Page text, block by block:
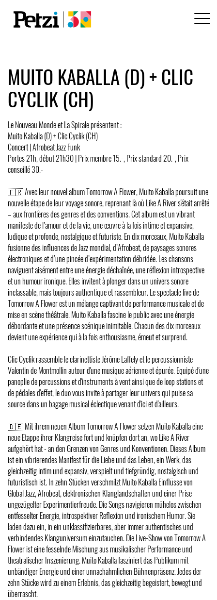
MUITO KABALLA (D) + CLIC
CYCLIK (CH)
Le Nouveau Monde et La Spirale présentent :
Muito Kaballa (D) + Clic Cyclik (CH)
Concert | Afrobeat Jazz Funk
Portes 21h, début 21h30 | Prix membre 15.-, Prix standard 20.-, Prix
conseillé 30.-
🇫🇷 Avec leur nouvel album Tomorrow A Flower, Muito Kaballa poursuit une
nouvelle étape de leur voyage sonore, reprenant là où Like A River s'était arrêté
– aux frontières des genres et des conventions. Cet album est un vibrant
manifeste de l’amour et de la vie, une œuvre à la fois intime et expansive,
ludique et profonde, nostalgique et futuriste. En dix morceaux, Muito Kaballa
fusionne des influences de Jazz mondial, d’Afrobeat, de paysages sonores
électroniques et d’une pincée d’expérimentation débridée. Les chansons
naviguent aisément entre une énergie déchaînée, une réflexion introspective
et un humour ironique. Elles invitent à plonger dans un univers sonore
inclassable, mais toujours authentique et rassembleur. Le spectacle live de
Tomorrow A Flower est un mélange captivant de performance musicale et de
mise en scène théâtrale. Muito Kaballa fascine le public avec une énergie
débordante et une présence scénique inimitable. Chacun des dix morceaux
devient une expérience qui à la fois enthousiasme, émeut et surprend.
Clic Cyclik rassemble le clarinettiste Jérôme Laffely et le percussionniste
Valentin de Montmollin autour d'une musique aérienne et épurée. Equipé d'une
panoplie de percussions et d'instruments à vent ainsi que de loop stations et
de pédales d'effet, le duo vous invite à partager leur univers qui puise sa
source dans un bagage musical éclectique venant d'ici et d'ailleurs.
🇩🇪 Mit ihrem neuen Album Tomorrow A Flower setzen Muito Kaballa eine
neue Etappe ihrer Klangreise fort und knüpfen dort an, wo Like A River
aufgehört hat - an den Grenzen von Genres und Konventionen. Dieses Album
ist ein vibrierendes Manifest für die Liebe und das Leben, ein Werk, das
gleichzeitig intim und expansiv, verspielt und tiefgründig, nostalgisch und
futuristisch ist. In zehn Stücken verschmilzt Muito Kaballa Einflüsse von
Global Jazz, Afrobeat, elektronischen Klanglandschaften und einer Prise
ungezügelter Experimentierfreude. Die Songs navigieren mühelos zwischen
entfesselter Energie, introspektiver Reflexion und ironischem Humor. Sie
laden dazu ein, in ein unklassifizierbares, aber immer authentisches und
verbindendes Klanguniversum einzutauchen. Die Live-Show von Tomorrow A
Flower ist eine fesselnde Mischung aus musikalischer Performance und
theatralischer Inszenierung. Muito Kaballa fasziniert das Publikum mit
unbändiger Energie und einer unnachahmlichen Bühnenpräsenz. Jedes der
zehn Stücke wird zu einem Erlebnis, das gleichzeitig begeistert, bewegt und
überrascht.